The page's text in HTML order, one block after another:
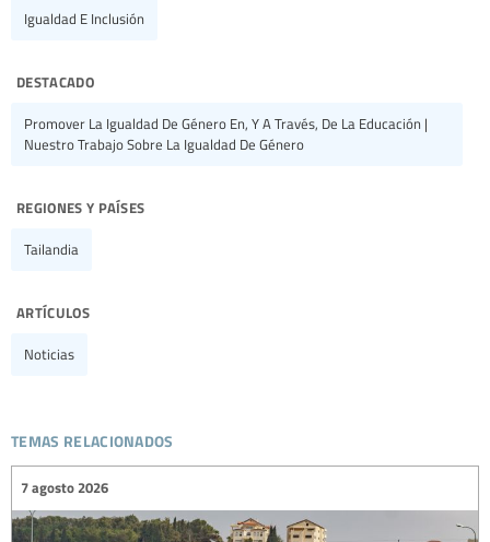
Igualdad E Inclusión
destacado
Promover La Igualdad De Género En, Y A Través, De La Educación |
Nuestro Trabajo Sobre La Igualdad De Género
regiones y países
Tailandia
artículos
Noticias
temas relacionados
7 agosto 2026